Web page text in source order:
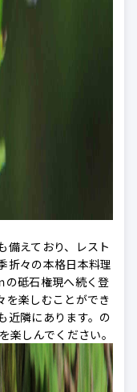
備えており、レスト
折々の本格日本料理
の砥石権現へ続く登
を楽しむことができ
近隣にあります。の
楽しんでください。